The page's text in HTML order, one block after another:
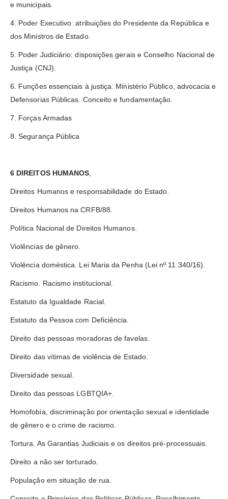
e municipais.
4. Poder Executivo: atribuições do Presidente da República e
dos Ministros de Estado.
5. Poder Judiciário: disposições gerais e Conselho Nacional de
Justiça (CNJ).
6. Funções essenciais à justiça: Ministério Público, advocacia e
Defensorias Públicas. Conceito e fundamentação.
7. Forças Armadas
8. Segurança Pública
6 DIREITOS HUMANOS
Direitos Humanos e responsabilidade do Estado.
Direitos Humanos na CRFB/88.
Política Nacional de Direitos Humanos.
Violências de gênero.
Violência doméstica. Lei Maria da Penha (Lei nº 11.340/16).
Racismo. Racismo institucional.
Estatuto da Igualdade Racial.
Estatuto da Pessoa com Deficiência.
Direito das pessoas moradoras de favelas.
Direito das vítimas de violência de Estado.
Diversidade sexual.
Direito das pessoas LGBTQIA+.
Homofobia, discriminação por orientação sexual e identidade
de gênero e o crime de racismo.
Tortura. As Garantias Judiciais e os direitos pré-processuais.
Direito a não ser torturado.
População em situação de rua.